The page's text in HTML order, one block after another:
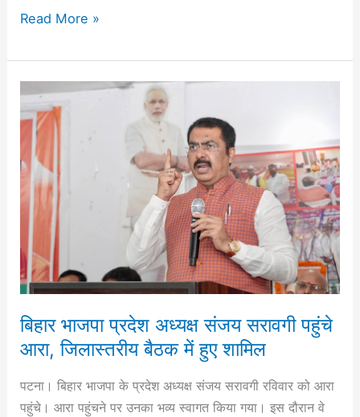
Read More »
बिहार भाजपा प्रदेश अध्यक्ष संजय सरावगी पहुंचे
आरा, जिलास्तरीय बैठक में हुए शामिल
‎‎‎‎पटना। बिहार भाजपा के प्रदेश अध्यक्ष संजय सरावगी रविवार को आरा
पहुंचे। आरा पहुंचने पर उनका भव्य स्वागत किया गया। इस दौरान वे
बिहार
भाजपा
प्रदेश
अध्यक्ष
संजय
सरावगी
पहुंचे
जिलास्तरीय
बैठक
हुए
शामिल